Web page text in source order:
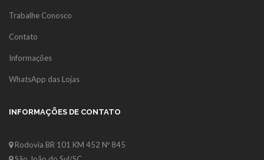
Trabalhe Conosco
Contato
Informações
WhatsApp das Lojas
INFORMAÇÕES DE CONTATO
Rodovia BR 101 KM 452 Nº 845